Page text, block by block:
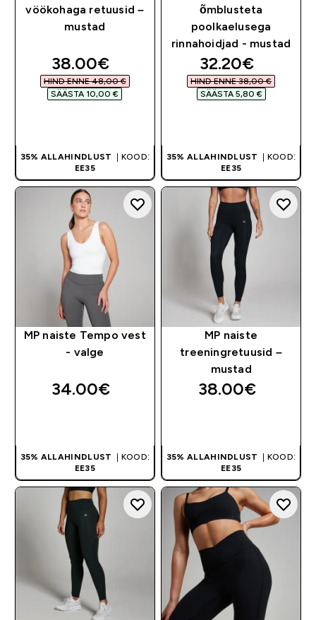
vöökohaga retuusid –
mustad
discounted price
38.00€‎
HIND ENNE 48,00 €‎
SÄÄSTA 10,00 €‎
35% ALLAHINDLUST
| KOOD:
EE35
õmblusteta
poolkaelusega
rinnahoidjad - mustad
discounted
32.20€‎
HIND ENNE 38,00 €‎
SÄÄSTA 5,80 €‎
35% ALLAHINDLUST
| KOOD:
EE35
MP naiste Tempo vest
- valge
34.00€‎
35% ALLAHINDLUST
| KOOD:
EE35
MP naiste
treeningretuusid –
mustad
38.00€‎
35% ALLAHINDLUST
| KOOD:
EE35